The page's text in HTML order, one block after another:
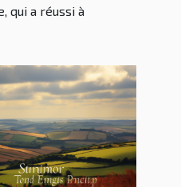
qui a réussi à